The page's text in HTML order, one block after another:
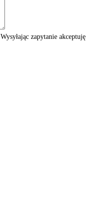
Wysyłając zapytanie akceptuję